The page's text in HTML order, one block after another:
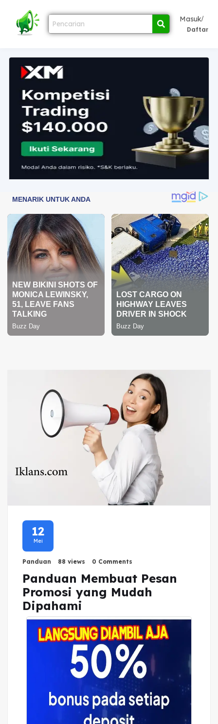
Masuk/
Daftar
12
Mei
Panduan 88 views 0 Comments
Panduan Membuat Pesan
Promosi yang Mudah
Dipahami